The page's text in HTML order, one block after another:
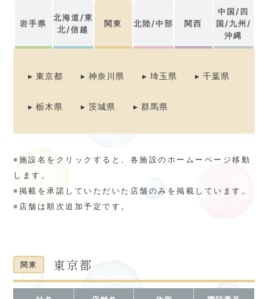
岩手県
北海道/東
北/信越
関東 北陸/中部 関西
中国/四
国/九州/
沖縄
▸ 東京都 ▸ 神奈川県 ▸ 埼玉県 ▸ 千葉県
▸ 栃木県 ▸ 茨城県 ▸ 群馬県
※施設名をクリックすると、各施設のホームーページ移動
します。
※掲載を承諾していただいた店舗のみを掲載しています。
※店舗は順次追加予定です。
関東 東京都